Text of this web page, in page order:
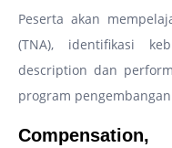
Peserta akan
(TNA), identifikasi
description dan
program